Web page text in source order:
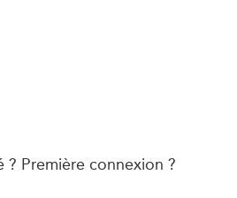
Première connexion ?